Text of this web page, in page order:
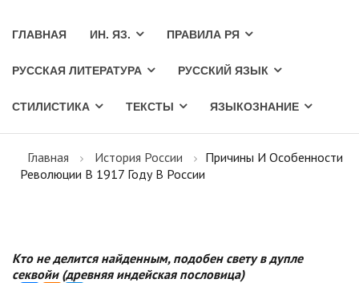
ГЛАВНАЯ ИН. ЯЗ. ПРАВИЛА РЯ
РУССКАЯ ЛИТЕРАТУРА РУССКИЙ ЯЗЫК
СТИЛИСТИКА ТЕКСТЫ ЯЗЫКОЗНАНИЕ
Главная История России
Причины И Особенности
Революции В 1917 Году В России
Кто не делится найденным, подобен свету в дупле
секвойи (древняя индейская пословица)